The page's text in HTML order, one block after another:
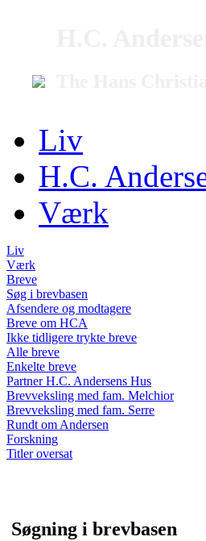
Liv
H.C.
Værk
Liv
Værk
Breve
Søg i brevbasen
Afsendere og modtagere
Breve om HCA
Ikke tidligere trykte breve
Alle breve
Enkelte breve
Partner H.C. Andersens Hus
Brevveksling med fam. Melchior
Brevveksling med fam. Serre
Rundt om Andersen
Forskning
Titler oversat
Søgning i brevbasen